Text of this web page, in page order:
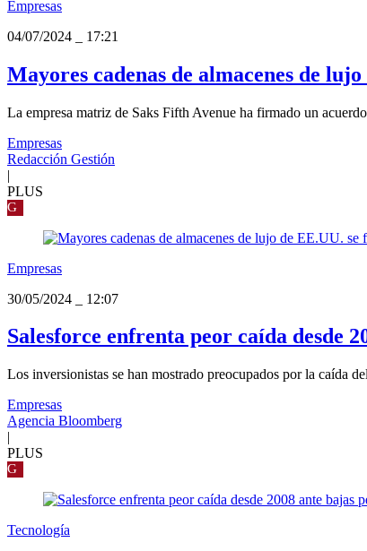
Empresas
04/07/2024
17:21
Mayores cadenas de almacenes de
La empresa matriz de Saks Fifth Avenue ha firmado un
Empresas
Redacción Gestión
|
PLUS
G
Empresas
30/05/2024
12:07
Salesforce enfrenta peor caída desde
Los inversionistas se han mostrado preocupados por la caída
Empresas
Agencia Bloomberg
|
PLUS
G
Tecnología